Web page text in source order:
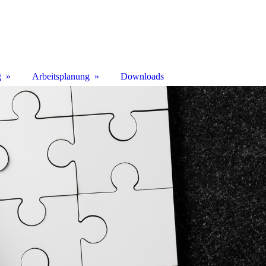
Arbeitsplanung Downloads